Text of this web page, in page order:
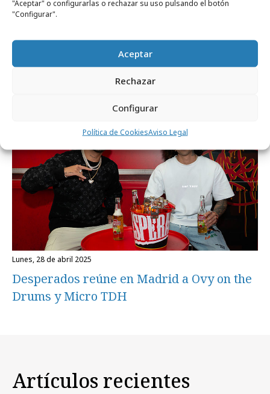
"Aceptar" o configurarlas o rechazar su uso pulsando el botón
"Configurar".
Aceptar
Rechazar
Configurar
Política de CookiesAviso Legal
viernes, 29 de mayo 2026
"La previa" gana terreno entre los jóvenes
lunes, 28 de abril 2025
Desperados reúne en Madrid a Ovy on the
Drums y Micro TDH
Artículos recientes